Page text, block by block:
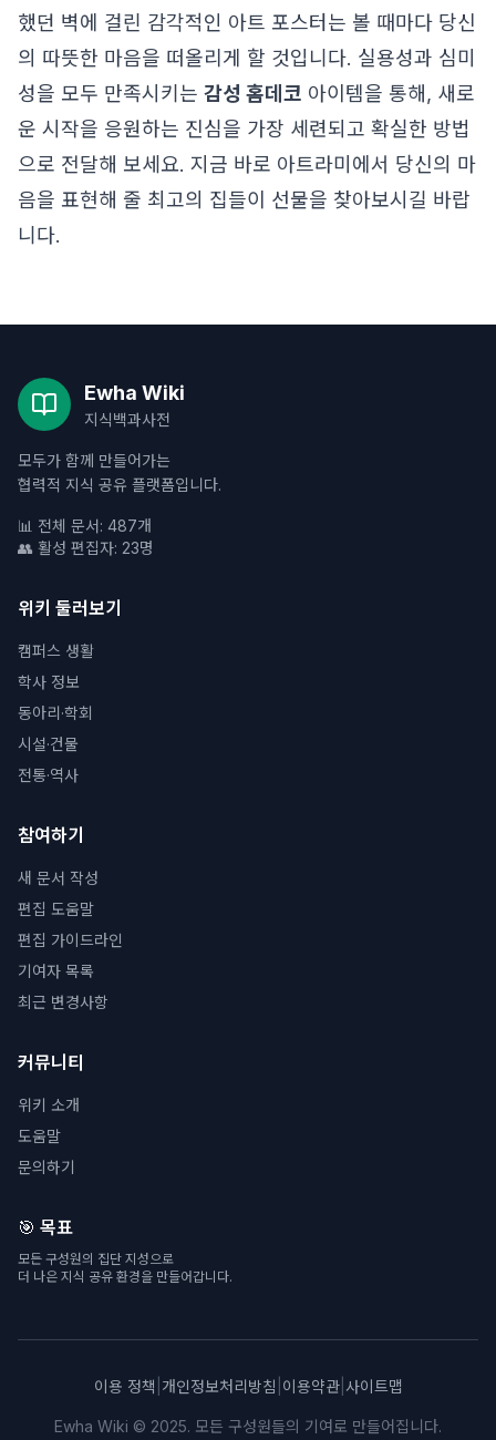
했던 벽에 걸린 감각적인 아트 포스터는 볼 때마다 당신
의 따뜻한 마음을 떠올리게 할 것입니다. 실용성과 심미
성을 모두 만족시키는 감성 홈데코 아이템을 통해, 새로
운 시작을 응원하는 진심을 가장 세련되고 확실한 방법
으로 전달해 보세요. 지금 바로 아트라미에서 당신의 마
음을 표현해 줄 최고의 집들이 선물을 찾아보시길 바랍
니다.
Ewha Wiki
지식백과사전
모두가 함께 만들어가는
협력적 지식 공유 플랫폼입니다.
📊 전체 문서: 487개
👥 활성 편집자: 23명
위키 둘러보기
캠퍼스 생활
학사 정보
동아리·학회
시설·건물
전통·역사
참여하기
새 문서 작성
편집 도움말
편집 가이드라인
기여자 목록
최근 변경사항
커뮤니티
위키 소개
도움말
문의하기
🎯 목표
모든 구성원의 집단 지성으로
더 나은 지식 공유 환경을 만들어갑니다.
이용 정책 개인정보처리방침 이용약관| 사이트맵
Ewha Wiki © 2025. 모든 구성원들의 기여로 만들어집니다.